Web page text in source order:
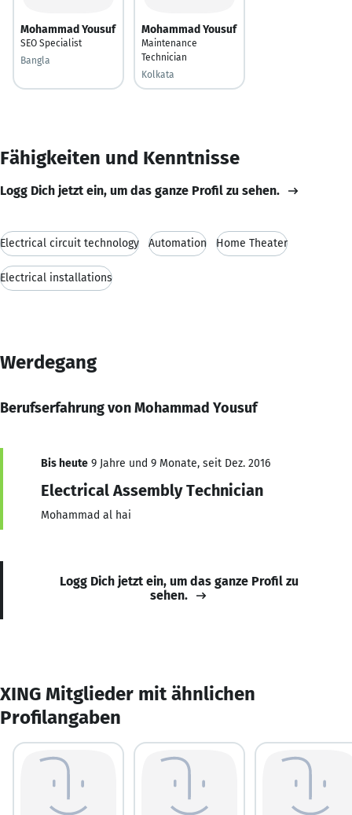
Mohammad Yousuf
SEO Specialist
Bangla
Mohammad Yousuf
Maintenance
Technician
Kolkata
Fähigkeiten und Kenntnisse
Logg Dich jetzt ein, um das ganze Profil zu sehen.
Electrical circuit technology Automation Home Theater
Electrical installations
Werdegang
Berufserfahrung von Mohammad Yousuf
Bis heute 9 Jahre und 9 Monate, seit Dez. 2016
Electrical Assembly Technician
Mohammad al hai
Logg Dich jetzt ein, um das ganze Profil zu
sehen.
XING Mitglieder mit ähnlichen
Profilangaben